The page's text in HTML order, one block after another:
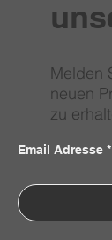
Melden
neuen
zu
Email Adresse